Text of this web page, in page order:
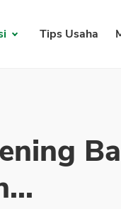
Tips Usaha